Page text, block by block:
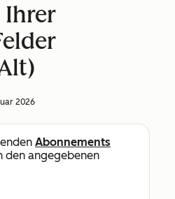
Ihrer
2026
Abonnements
den angegebenen